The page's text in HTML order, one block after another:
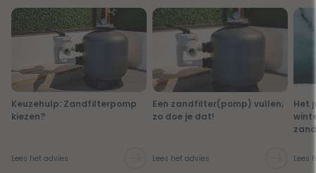
Keuzehulp: Zandfilterpomp
kiezen?
Lees het advies
Een zandfilter(pomp) vullen;
zo doe je dat!
Lees het advies
Het
Lees